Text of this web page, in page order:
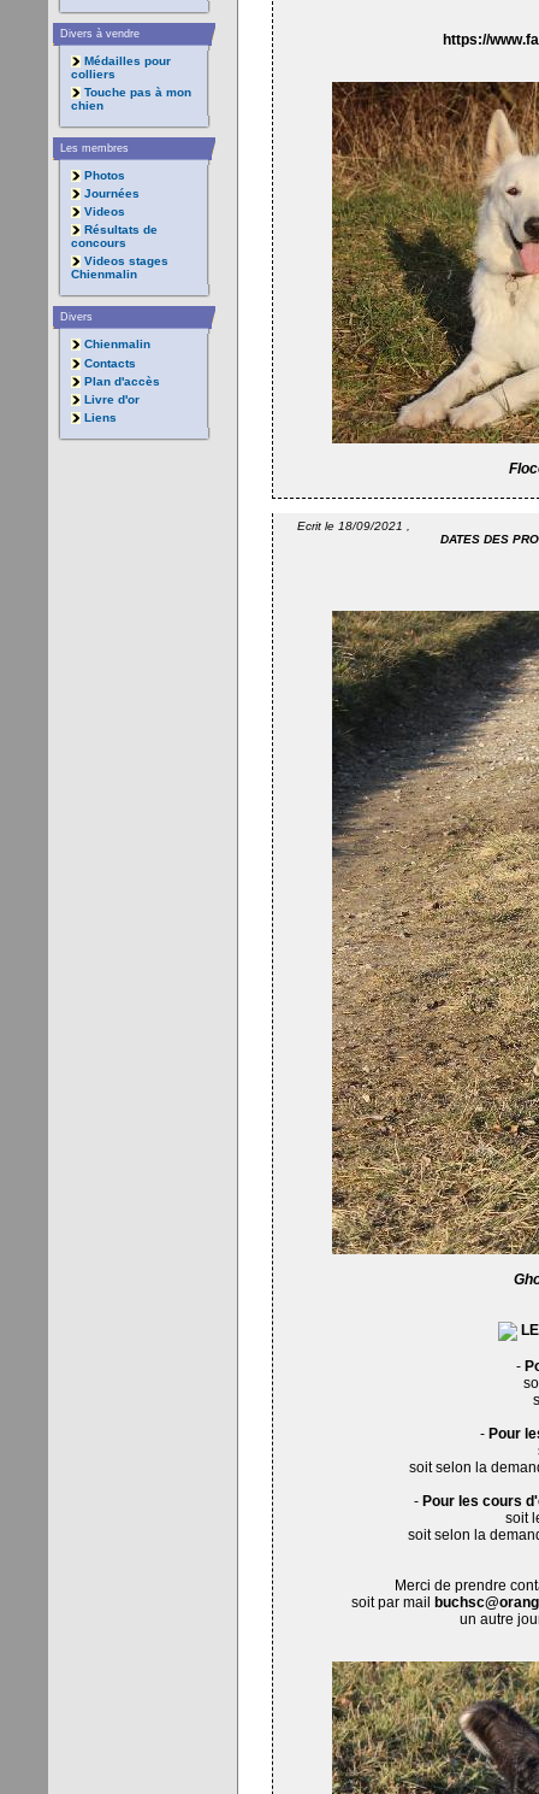
Divers à vendre
Médailles pour
colliers
Touche pas à mon
chien
Les membres
Photos
Journées
Videos
Résultats de
concours
Videos stages
Chienmalin
Divers
Chienmalin
Contacts
Plan d'accès
Livre d'or
Liens
https://
Ecrit le 18/09/2021 ,
DATES DES
-
- Pour
soit selon la
- Pour les cours
soit
soit selon la
Merci de prendre
soit par mail
un autre